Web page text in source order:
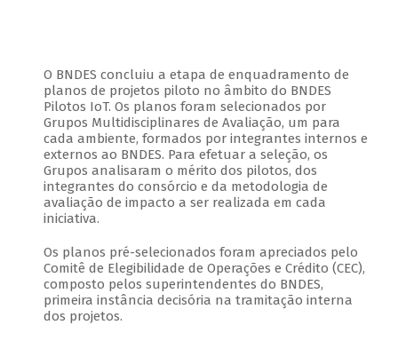
O BNDES concluiu a etapa de enquadramento de
planos de projetos piloto no âmbito do BNDES
Pilotos IoT. Os planos foram selecionados por
Grupos Multidisciplinares de Avaliação, um para
cada ambiente, formados por integrantes internos e
externos ao BNDES. Para efetuar a seleção, os
Grupos analisaram o mérito dos pilotos, dos
integrantes do consórcio e da metodologia de
avaliação de impacto a ser realizada em cada
iniciativa.
Os planos pré-selecionados foram apreciados pelo
Comitê de Elegibilidade de Operações e Crédito (CEC),
composto pelos superintendentes do BNDES,
primeira instância decisória na tramitação interna
dos projetos.